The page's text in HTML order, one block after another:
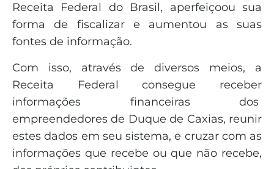
Receita Federal do Brasil, aperfeiçoou sua
forma de fiscalizar e aumentou as suas
fontes de informação.
Com isso, através de diversos meios, a
Receita Federal consegue receber
informações financeiras dos
empreendedores de Duque de Caxias, reunir
estes dados em seu sistema, e cruzar com as
informações que recebe ou que não recebe,